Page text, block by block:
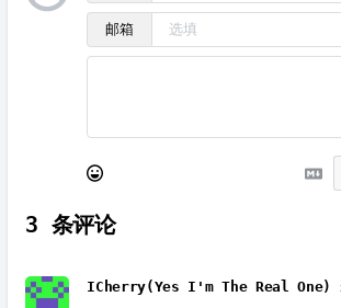
邮箱
3 条评论
ICherry(Yes I'm The Real One)